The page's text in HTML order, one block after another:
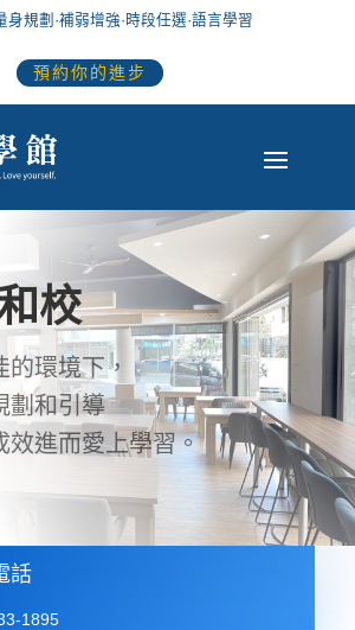
身規劃 ·補弱增強·時段任選·語言學習
預約你的進步
校
環境下，
劃和引導
效進而愛上學習。
話
1895